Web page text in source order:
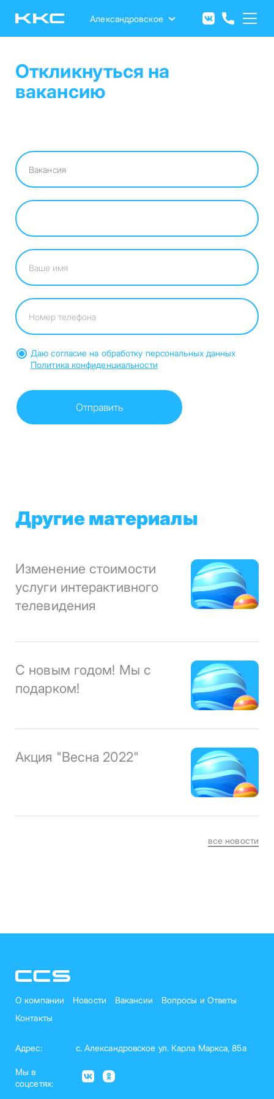
Александровское
Откликнуться на
вакансию
Вакансия
Даю согласие на обработку персональных данных
Политика конфиденциальности
Другие материалы
Изменение стоимости
услуги интерактивного
телевидения
С новым годом! Мы с
подарком!
Акция "Весна 2022"
все новости
О компании Новости Вакансии
Вопросы и Ответы
Контакты
Адрес: с. Александровское ул. Карла Маркса, 85а
Мы в
соцсетях: